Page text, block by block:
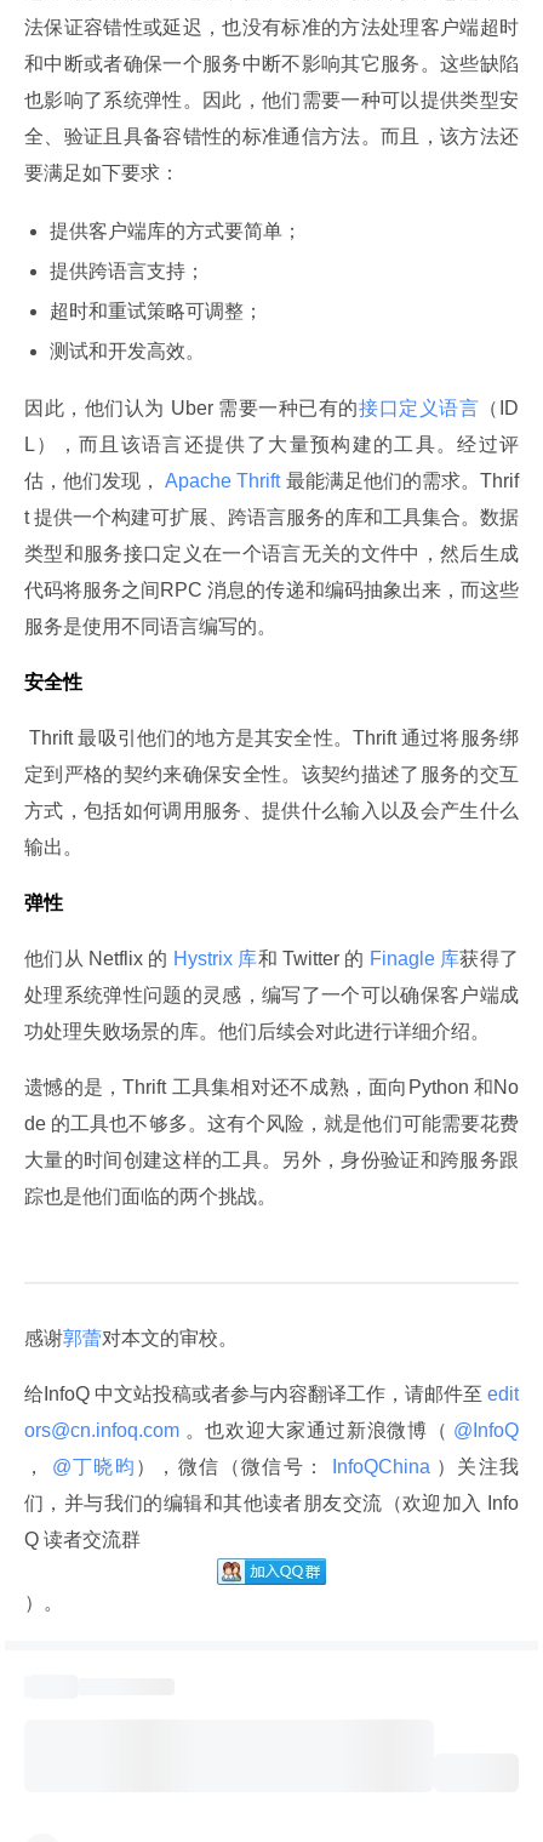
法保证容错性或延迟，也没有标准的方法处理客户端超时
和中断或者确保一个服务中断不影响其它服务。这些缺陷
也影响了系统弹性。因此，他们需要一种可以提供类型安
全、验证且具备容错性的标准通信方法。而且，该方法还
要满足如下要求：
提供客户端库的方式要简单；
提供跨语言支持；
超时和重试策略可调整；
测试和开发高效。
因此，他们认为 Uber 需要一种已有的接口定义语言 （ID
L），而且该语言还提供了大量预构建的工具。经过评
估，他们发现，
Apache Thrift 最能满足他们的需求。Thrif
t 提供一个构建可扩展、跨语言服务的库和工具集合。数据
类型和服务接口定义在一个语言无关的文件中，然后生成
代码将服务之间RPC 消息的传递和编码抽象出来，而这些
服务是使用不同语言编写的。
安全性
Thrift 最吸引他们的地方是其安全性。Thrift 通过将服务绑
定到严格的契约来确保安全性。该契约描述了服务的交互
方式，包括如何调用服务、提供什么输入以及会产生什么
输出。
弹性
他们从 Netflix 的 Hystrix 库和 Twitter 的 Finagle 库获得了
处理系统弹性问题的灵感，编写了一个可以确保客户端成
功处理失败场景的库。他们后续会对此进行详细介绍。
遗憾的是，Thrift 工具集相对还不成熟，面向Python 和No
de 的工具也不够多。这有个风险，就是他们可能需要花费
大量的时间创建这样的工具。另外，身份验证和跨服务跟
踪也是他们面临的两个挑战。
感谢郭蕾对本文的审校。
给InfoQ 中文站投稿或者参与内容翻译工作，请邮件至 edit
ors@cn.infoq.com 。也欢迎大家通过新浪微博（
，
@丁晓昀 ），微信（微信号： InfoQChina ）关注我
们，并与我们的编辑和其他读者朋友交流（欢迎加入 Info
Q 读者交流群
）。